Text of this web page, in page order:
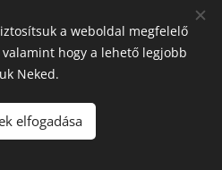
© Minden jog fenntartva.
a weboldal megfelelő
hogy a lehető legjobb
Neked.
elfogadása